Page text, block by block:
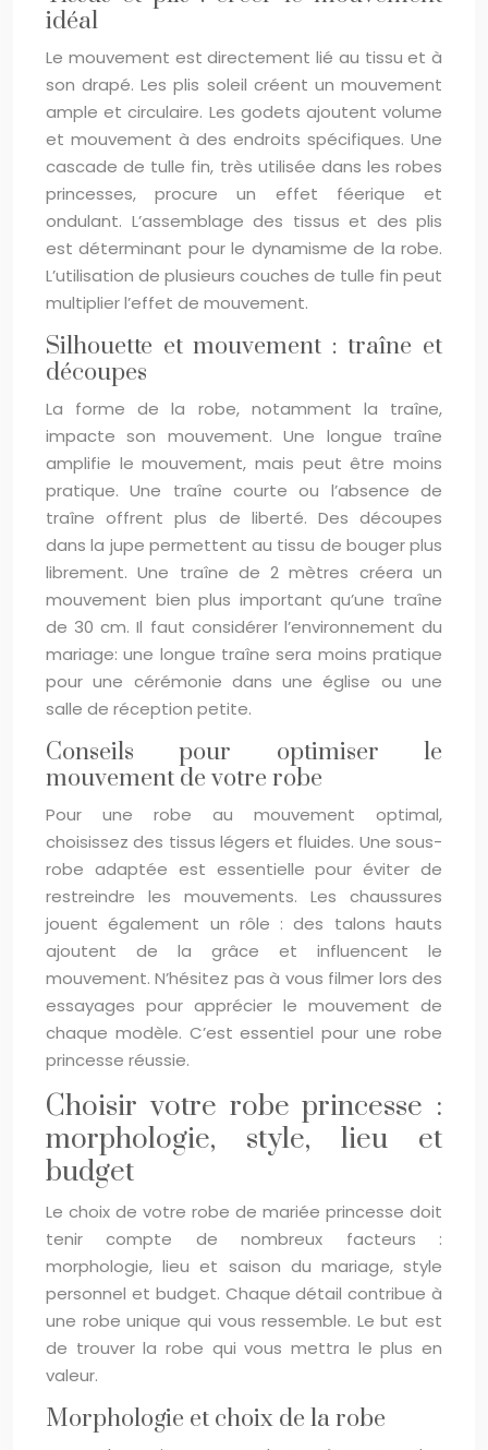
idéal
Le mouvement est directement lié au tissu et à
son drapé. Les plis soleil créent un mouvement
ample et circulaire. Les godets ajoutent volume
et mouvement à des endroits spécifiques. Une
cascade de tulle fin, très utilisée dans les robes
princesses, procure un effet féerique et
ondulant. L’assemblage des tissus et des plis
est déterminant pour le dynamisme de la robe.
L’utilisation de plusieurs couches de tulle fin peut
multiplier l’effet de mouvement.
Silhouette et mouvement : traîne et
découpes
La forme de la robe, notamment la traîne,
impacte son mouvement. Une longue traîne
amplifie le mouvement, mais peut être moins
pratique. Une traîne courte ou l’absence de
traîne offrent plus de liberté. Des découpes
dans la jupe permettent au tissu de bouger plus
librement. Une traîne de 2 mètres créera un
mouvement bien plus important qu’une traîne
de 30 cm. Il faut considérer l’environnement du
mariage: une longue traîne sera moins pratique
pour une cérémonie dans une église ou une
salle de réception petite.
Conseils pour optimiser le
mouvement de votre robe
Pour une robe au mouvement optimal,
choisissez des tissus légers et fluides. Une sous-
robe adaptée est essentielle pour éviter de
restreindre les mouvements. Les chaussures
jouent également un rôle : des talons hauts
ajoutent de la grâce et influencent le
mouvement. N’hésitez pas à vous filmer lors des
essayages pour apprécier le mouvement de
chaque modèle. C’est essentiel pour une robe
princesse réussie.
Choisir votre robe princesse :
morphologie, style, lieu et
budget
Le choix de votre robe de mariée princesse doit
tenir compte de nombreux facteurs :
morphologie, lieu et saison du mariage, style
personnel et budget. Chaque détail contribue à
une robe unique qui vous ressemble. Le but est
de trouver la robe qui vous mettra le plus en
valeur.
Morphologie et choix de la robe